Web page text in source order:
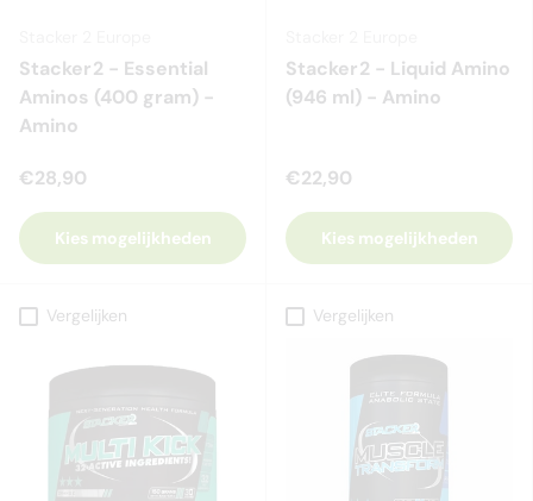
Stacker2 - Essential
Aminos (400 gram) -
Amino
€28,90
Kies mogelijkheden
Stacker2 - Liquid Amino
(946 ml) - Amino
€22,90
Kies mogelijkheden
Vergelijken Vergelijken